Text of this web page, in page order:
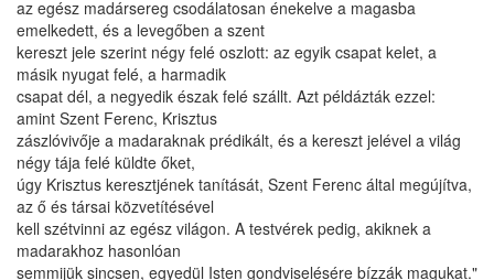
az egész madársereg csodálatosan énekelve a magasba
emelkedett, és a levegőben a szent
kereszt jele szerint négy felé oszlott: az egyik csapat kelet, a
másik nyugat felé, a harmadik
csapat dél, a negyedik észak felé szállt. Azt példázták ezzel:
amint Szent Ferenc, Krisztus
zászlóvivője a madaraknak prédikált, és a kereszt jelével a világ
négy tája felé küldte őket,
úgy Krisztus keresztjének tanítását, Szent Ferenc által megújítva,
az ő és társai közvetítésével
kell szétvinni az egész világon. A testvérek pedig, akiknek a
madarakhoz hasonlóan
semmijük sincsen, egyedül Isten gondviselésére bízzák magukat."